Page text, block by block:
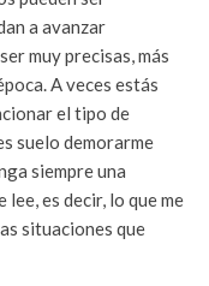
a avanzar
muy precisas, más
A veces estás
el tipo de
suelo demorarme
siempre una
es decir, lo que me
situaciones que